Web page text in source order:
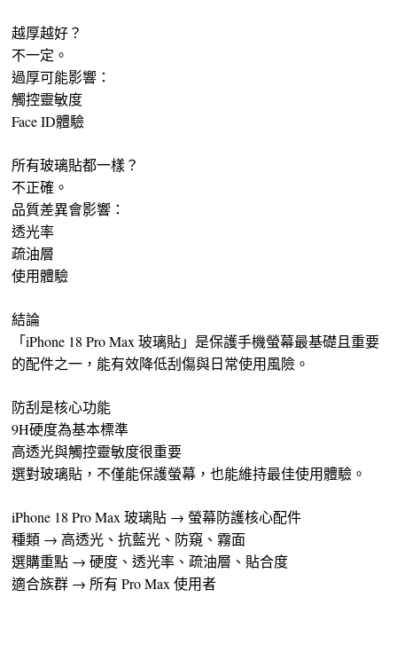
越厚越好？
不一定。
過厚可能影響：
觸控靈敏度
Face ID體驗
所有玻璃貼都一樣？
不正確。
品質差異會影響：
透光率
疏油層
使用體驗
結論
「iPhone 18 Pro Max 玻璃貼」是保護手機螢幕最基礎且重要
的配件之一，能有效降低刮傷與日常使用風險。
防刮是核心功能
9H硬度為基本標準
高透光與觸控靈敏度很重要
選對玻璃貼，不僅能保護螢幕，也能維持最佳使用體驗。
iPhone 18 Pro Max 玻璃貼 → 螢幕防護核心配件
種類 → 高透光、抗藍光、防窺、霧面
選購重點 → 硬度、透光率、疏油層、貼合度
適合族群 → 所有 Pro Max 使用者